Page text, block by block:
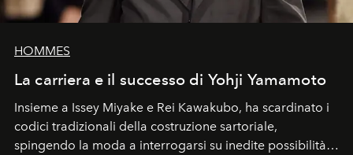
HOMMES
La carriera e il successo di Yohji Yamamoto
Insieme a Issey Miyake e Rei Kawakubo, ha scardinato i
codici tradizionali della costruzione sartoriale,
spingendo la moda a interrogarsi su inedite possibilità